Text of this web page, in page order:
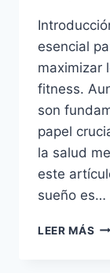
esencial
maximizar
fitness.
son
papel
la salud
este
sueño es…
LEER MÁS LA